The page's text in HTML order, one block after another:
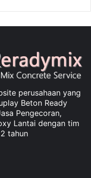
perusahaan yang
Beton Ready
Pengecoran,
Lantai dengan tim
tahun